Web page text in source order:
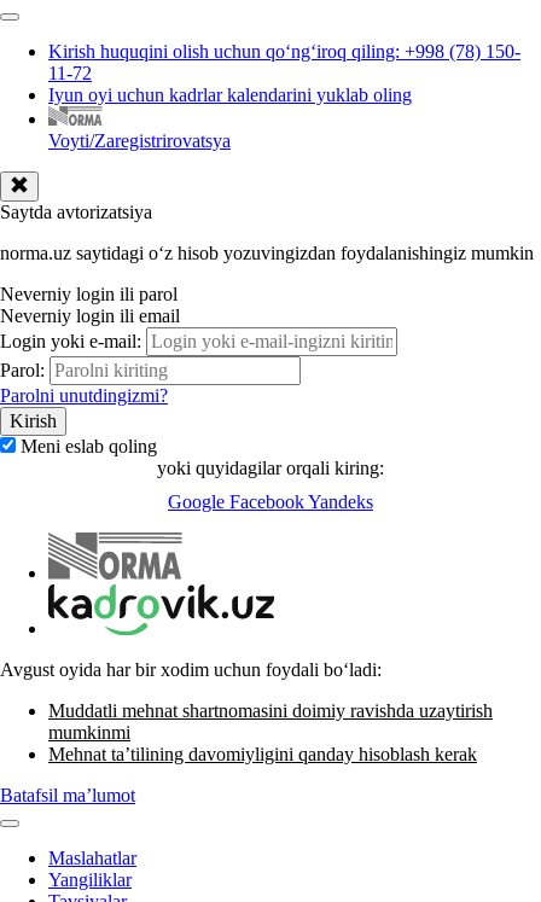
Kirish huquqini olish uchun qoʻngʻiroq qiling: +998 (78) 150-
11-72
Iyun oyi uchun kadrlar kalendarini yuklab oling
Voyti/Zaregistrirovatsya
Saytda avtorizatsiya
norma.uz saytidagi oʻz hisob yozuvingizdan foydalanishingiz mumkin
Neverniy login ili parol
Neverniy login ili email
Login yoki e-mail:
Parol:
Parolni unutdingizmi?
Meni eslab qoling
yoki quyidagilar orqali kiring:
Google FacebookYandeks
Avgust oyida har bir хodim uchun foydali boʻladi:
Muddatli mehnat shartnomasini doimiy ravishda uzaytirish
mumkinmi
Mehnat ta’tilining davomiyligini qanday hisoblash kerak
Batafsil ma’lumot
Maslahatlar
Yangiliklar